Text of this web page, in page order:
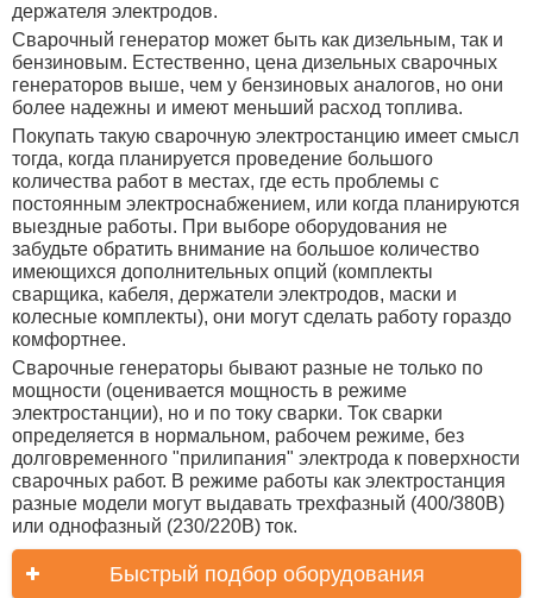
держателя электродов.
Сварочный генератор может быть как дизельным, так и
бензиновым. Естественно, цена дизельных сварочных
генераторов выше, чем у бензиновых аналогов, но они
более надежны и имеют меньший расход топлива.
Покупать такую сварочную электростанцию имеет смысл
тогда, когда планируется проведение большого
количества работ в местах, где есть проблемы с
постоянным электроснабжением, или когда планируются
выездные работы. При выборе оборудования не
забудьте обратить внимание на большое количество
имеющихся дополнительных опций (комплекты
сварщика, кабеля, держатели электродов, маски и
колесные комплекты), они могут сделать работу гораздо
комфортнее.
Сварочные генераторы бывают разные не только по
мощности (оценивается мощность в режиме
электростанции), но и по току сварки. Ток сварки
определяется в нормальном, рабочем режиме, без
долговременного "прилипания" электрода к поверхности
сварочных работ. В режиме работы как электростанция
разные модели могут выдавать трехфазный (400/380В)
или однофазный (230/220В) ток.
Быстрый подбор оборудования